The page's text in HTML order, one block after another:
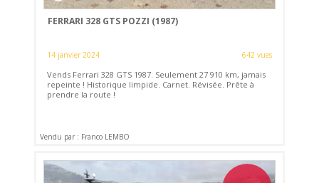
FERRARI 328 GTS POZZI (1987)
14 janvier 2024 642 vues
Vends Ferrari 328 GTS 1987. Seulement 27 910 km, jamais
repeinte ! Historique limpide. Carnet. Révisée. Prête à
prendre la route !
Vendu par : Franco LEMBO